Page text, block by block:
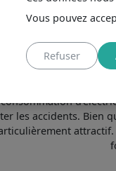
ETV41 est un
que nous
modernes.
Elles intègrent des
en particulier, se
les accidents. Bien
attractif.
Vous pouvez
Refuser